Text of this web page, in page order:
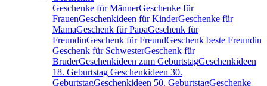
Geschenke für MännerGeschenke für
FrauenGeschenkideen für KinderGeschenke für
MamaGeschenk für PapaGeschenk für
FreundinGeschenk für FreundGeschenk beste Freundin
Geschenk für SchwesterGeschenk für
BruderGeschenkideen zum GeburtstagGeschenkideen
18. Geburtstag Geschenkideen 30.
GeburtstagGeschenkideen 50. GeburtstagGeschenke